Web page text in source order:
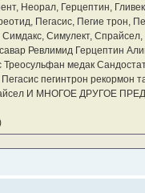
Неорал, Герцептин,
Пегасис, Пегие трон,
Симулект, Спрайсел,
Ревлимид Герцептин
медак
пегинтрон рекормон
И МНОГОЕ ДРУГОЕ